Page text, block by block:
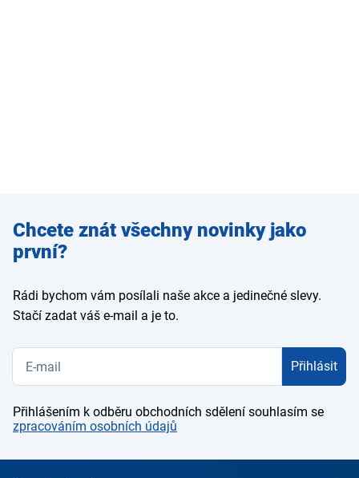
Zadejte
e-mail
Chcete znát všechny novinky jako
první?
Rádi bychom vám posílali naše akce a jedinečné slevy.
Stačí zadat váš e-mail a je to.
Přihlásit
Přihlášením k odběru obchodních sdělení souhlasím se
zpracováním osobních údajů